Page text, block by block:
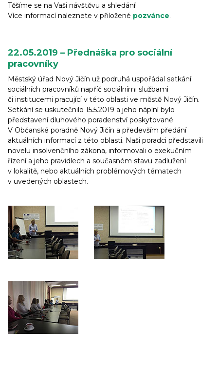
Těšíme se na Vaši návštěvu a shledání!
Více informací naleznete v přiložené pozvánce.
22.05.2019 – Přednáška pro sociální
pracovníky
Městský úřad Nový Jičín už podruhá uspořádal setkání
sociálních pracovníků napříč sociálními službami
či institucemi pracující v této oblasti ve městě Nový Jičín.
Setkání se uskutečnilo 15.5.2019 a jeho náplní bylo
představení dluhového poradenství poskytované
V Občanské poradně Nový Jičín a především předání
aktuálních informací z této oblasti. Naši poradci představili
novelu insolvenčního zákona, informovali o exekučním
řízení a jeho pravidlech a současném stavu zadlužení
v lokalitě, nebo aktuálních problémových tématech
v uvedených oblastech.